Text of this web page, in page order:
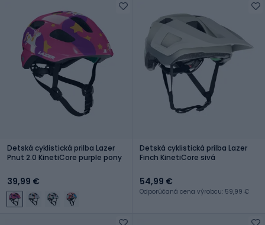
Detská cyklistická prilba Lazer
Pnut 2.0 KinetiCore purple pony
39,99 €
Detská cyklistická prilba Lazer
Finch KinetiCore sivá
54,99 €
Odporúčaná cena výrobcu: 59,99 €